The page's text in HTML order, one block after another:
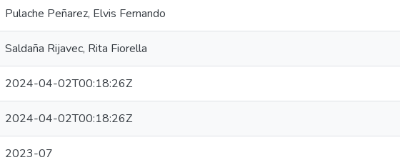
Pulache Peñarez, Elvis Fernando
Saldaña Rijavec, Rita Fiorella
2024-04-02T00:18:26Z
2024-04-02T00:18:26Z
2023-07